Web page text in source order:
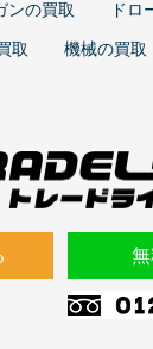
ンの買取 ドロ
取 機械の買取